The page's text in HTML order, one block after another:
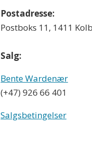
Postadresse:
Postboks 11, 1411
Salg:
Bente Wardenær
(+47) 926 66 401
Salgsbetingelser